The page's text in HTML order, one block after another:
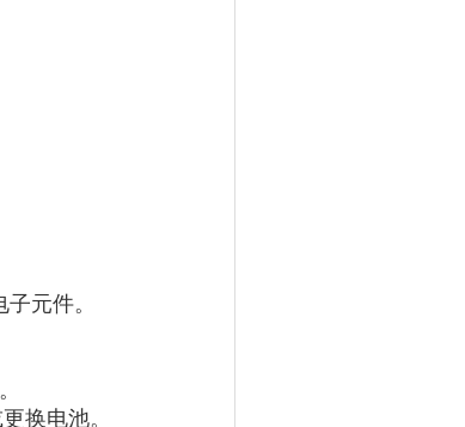
元件。
更换电池‌。